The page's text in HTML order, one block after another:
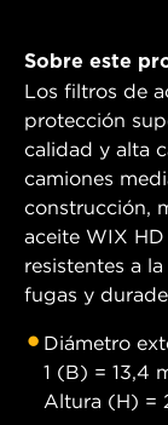
Sobre este
Los filtros de
protección
calidad y alta
camiones
construcción,
aceite WIX
resistentes a
fugas y
Diámetro
1 (B) = 13,4
Altura (H) =